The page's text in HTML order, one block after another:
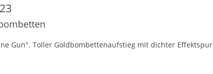
Gun". Toller Goldbombettenaufstieg mit dichter Effektspur